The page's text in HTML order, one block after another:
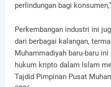
perlindungan bagi
Perkembangan industri ini
dari berbagai kalangan,
Muhammadiyah baru-baru
hukum kripto dalam Islam
Tajdid Pimpinan Pusat